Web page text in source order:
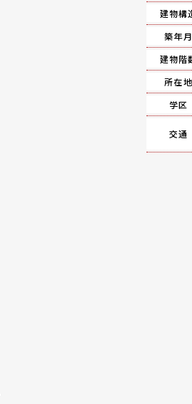
建物構
築年月
建物階
所在地
学区
交通